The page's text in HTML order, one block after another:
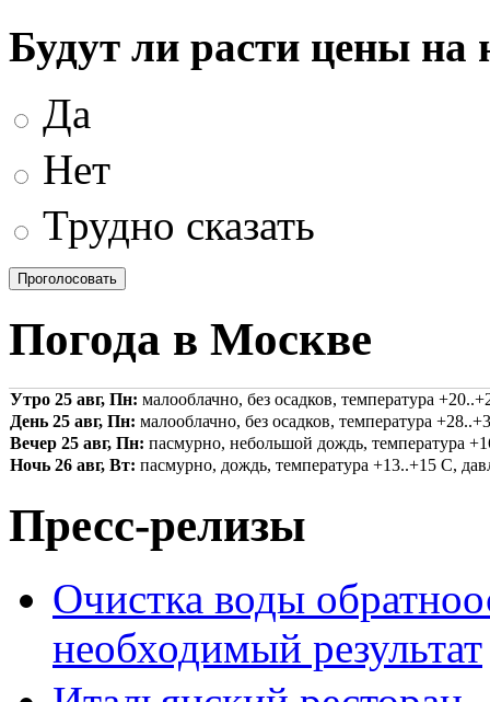
Будут ли расти цены
Да
Нет
Трудно сказать
Погода в Москве
Утро 25 авг, Пн: малооблачно, без осадков, температура
День 25 авг, Пн: малооблачно, без осадков, температура
Вечер 25 авг, Пн: пасмурно, небольшой дождь, температура
Ночь 26 авг, Вт: пасмурно, дождь, температура +13..+15 С,
Пресс-релизы
Очистка воды
необходимый результат